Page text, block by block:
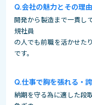
会社の魅力とその理
開発から製造まで一貫し
規社員
の人でも前職を活かせた
です。
仕事で胸を張れる・
納期を守る為に適した段